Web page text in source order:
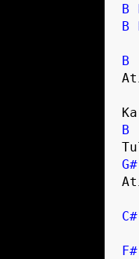
B
B
B
B
G#
C#
F#